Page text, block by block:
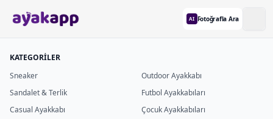
AI Fotoğrafla Ara
KATEGORİLER
Sneaker
Sandalet & Terlik
Casual Ayakkabı
Outdoor Ayakkabı
Futbol Ayakkabıları
Çocuk Ayakkabıları